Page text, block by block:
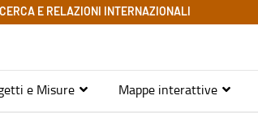
E RELAZIONI INTERNAZIONALI
e Misure Mappe interattive